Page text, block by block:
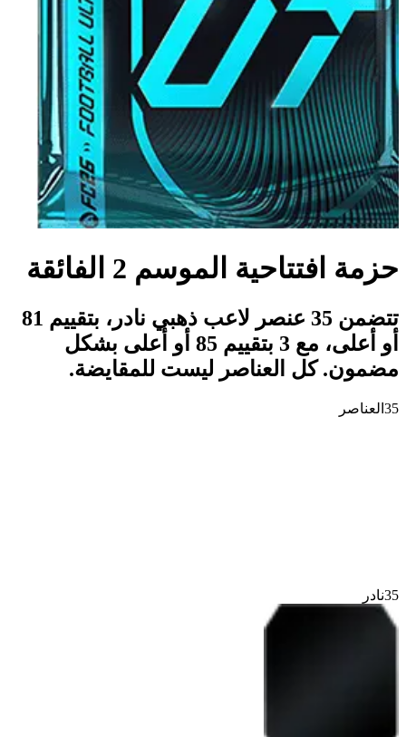
حزمة افتتاحية الموسم 2 الفائقة
تتضمن 35 عنصر لاعب ذهبي نادر، بتقييم 81
أو أعلى، مع 3 بتقييم 85 أو أعلى بشكل
مضمون. كل العناصر ليست للمقايضة.
35 العناصر
35نادر